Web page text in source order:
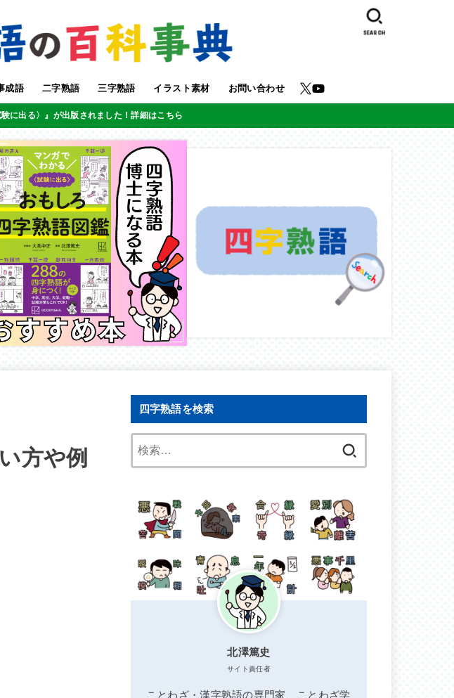
成語 二字熟語 三字熟語 イラスト素材 お問い合わせ
SEARCH
に出る〉』が出版されました！詳細はこちら
方や例
四字熟語を検索
北澤篤史
サイト責任者
ことわざ・漢字熟語の専門家、ことわざ学